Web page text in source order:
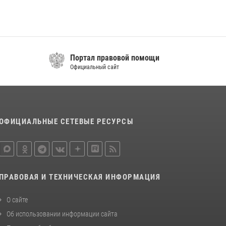
НАЧАЛЬНИК УПРАВЛЕНИЯ РОСГВАРДИИ ПО
КАБАРДИНО-БАЛКАРСКОЙ РЕСПУБЛИКЕ
16 июля 2026, 05:30
Портал правовой помощи
Официальный сайт
СЕТЕВЫЕ РЕСУРСЫ
ПРАВОВАЯ И ТЕХНИЧЕСКАЯ ИНФОРМАЦИЯ
О сайте
Об использовании информации сайта